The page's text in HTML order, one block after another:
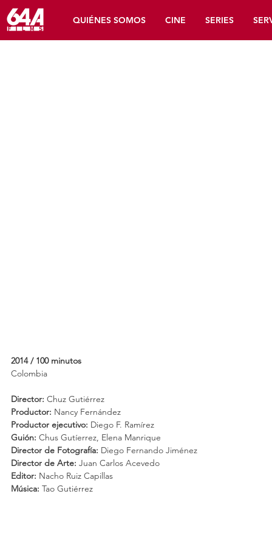
QUIÉNES SOMOS CINE SERIES
CIUDAD DELIRIO
2014 / 100 minutos
Colombia
Director: Chuz Gutiérrez
Productor: Nancy Fernández
Productor ejecutivo: Diego F. Ramírez
Guión: Chus Gutíerrez, Elena Manrique
Director de Fotografía: Diego Fernando Jiménez
Director de Arte: Juan Carlos Acevedo
Editor: Nacho Ruiz Capillas
Música: Tao Gutiérrez